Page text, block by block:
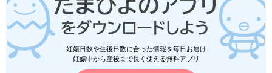
妊娠日数や生後日数に合った情報を毎日お届け
妊娠中から産後まで長く使える無料アプリ